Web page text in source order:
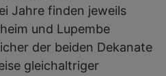
Jahre finden jeweils
und Lupembe
der beiden Dekanate
gleichaltriger